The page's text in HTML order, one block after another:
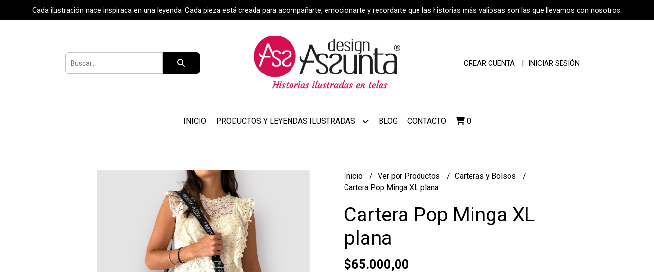
Cada ilustración nace inspirada en una leyenda. Cada pieza está creada para acompañarte, emocionarte y recordarte que las historias más valiosas son las que llevamos con nosotros.
CREAR CUENTA INICIAR SESIÓN
INICIO PRODUCTOS Y LEYENDAS ILUSTRADAS BLOG CONTACTO 0
Inicio Ver por Productos
Carteras y Bolsos
Cartera Pop Minga XL plana
Cartera Pop Minga XL
plana
$65.000,00